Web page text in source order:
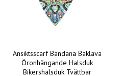
Ansiktsscarf Bandana Baklava
Öronhängande Halsduk
Bikershalsduk Tvättbar